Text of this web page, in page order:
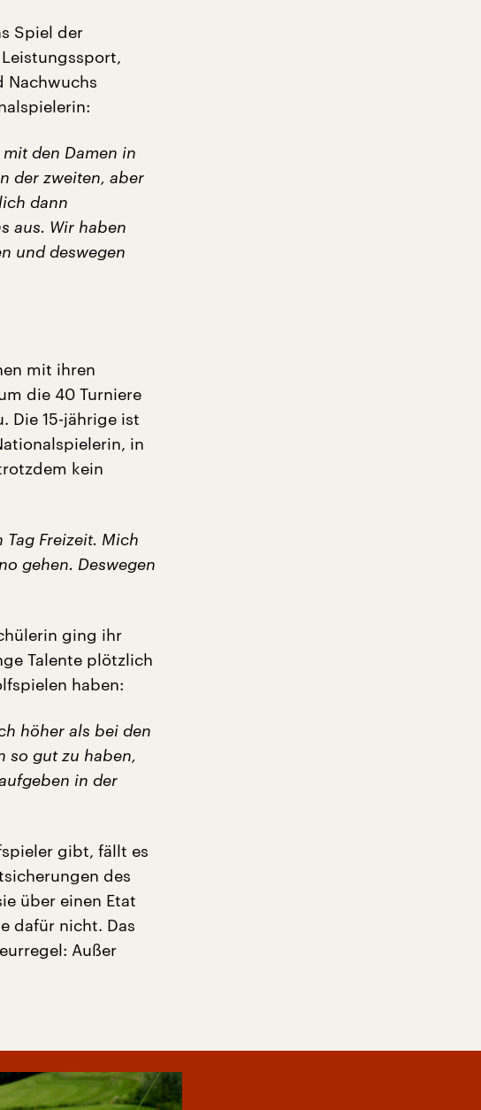
Spiel der
Nachwuchs
den Damen in
der zweiten, aber
dann
aus. Wir haben
und deswegen
mit ihren
die 40 Turniere
Die 15-jährige ist
in
kein
Freizeit. Mich
gehen. Deswegen
ging ihr
Talente plötzlich
haben:
höher als bei den
so gut zu haben,
in der
gibt, fällt es
des
über einen Etat
dafür nicht. Das
Außer